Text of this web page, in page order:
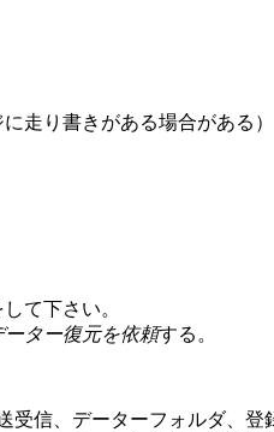
走り書きがある場合がある
して下さい。
ーター復元を依頼する。
信、データーフォルダ、